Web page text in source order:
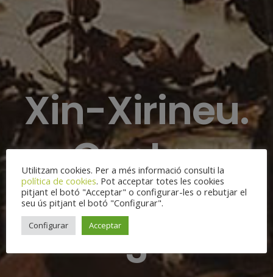
Xin-Xirineu.
Centre
educatiu 0-
3
Utilitzam cookies. Per a més informació consulti la
política de cookies. Pot acceptar totes les cookies
pitjant el botó "Acceptar" o configurar-les o rebutjar el
seu ús pitjant el botó "Configurar".
Configurar Acceptar